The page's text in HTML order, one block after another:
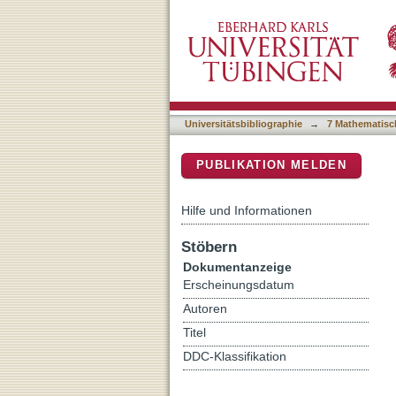
Universitätsbibliographie → 7
PUBLIKATION MELDEN
Hilfe und Informationen
Stöbern
Dokumentanzeige
Erscheinungsdatum
Autoren
Titel
DDC-Klassifikation